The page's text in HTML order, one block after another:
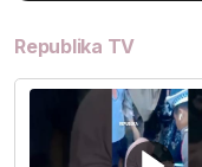
Republika TV